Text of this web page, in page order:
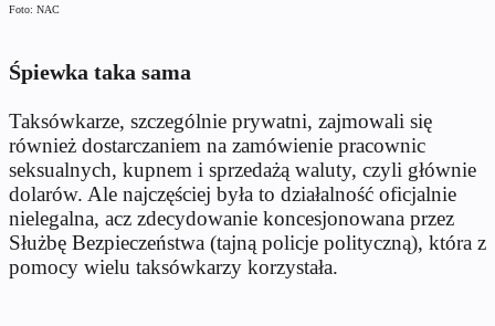
Foto: NAC
Śpiewka taka sama
Taksówkarze, szczególnie prywatni, zajmowali się
również dostarczaniem na zamówienie pracownic
seksualnych, kupnem i sprzedażą waluty, czyli głównie
dolarów. Ale najczęściej była to działalność oficjalnie
nielegalna, acz zdecydowanie koncesjonowana przez
Służbę Bezpieczeństwa (tajną policje polityczną), która z
pomocy wielu taksówkarzy korzystała.